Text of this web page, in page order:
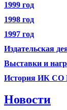
1999 год
1998 год
1997 год
Издательская
Выставки и
История ИК СО
Новости